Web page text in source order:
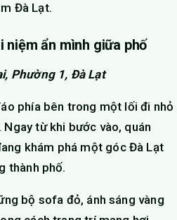
Đà Lạt.
niệm ẩn mình giữa phố
Phường 1, Đà Lạt
phía bên trong một lối đi nhỏ
từ khi bước vào, quán
khám phá một góc Đà Lạt
thành phố.
bộ sofa đỏ, ánh sáng vàng